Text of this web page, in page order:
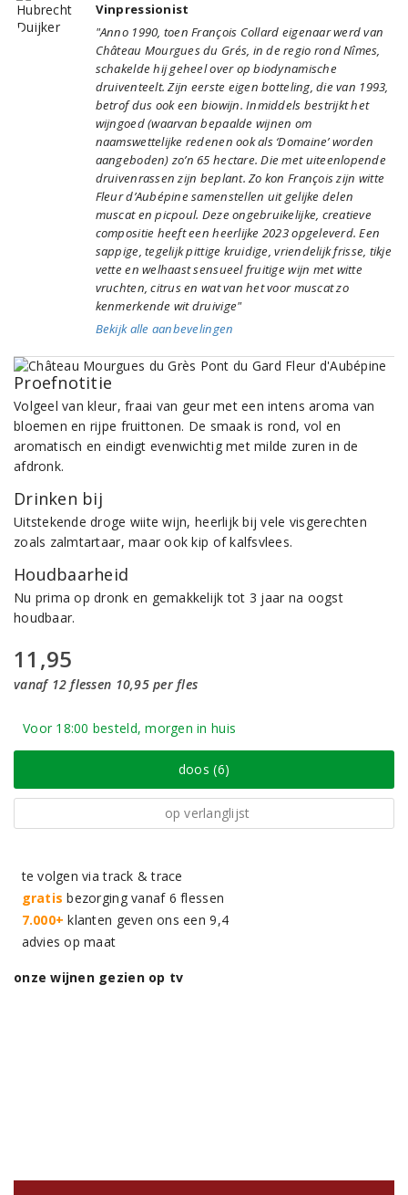
Vinpressionist
"Anno 1990, toen François Collard eigenaar werd van
Château Mourgues du Grés, in de regio rond Nîmes,
schakelde hij geheel over op biodynamische
druiventeelt. Zijn eerste eigen botteling, die van 1993,
betrof dus ook een biowijn. Inmiddels bestrijkt het
wijngoed (waarvan bepaalde wijnen om
naamswettelijke redenen ook als ‘Domaine’ worden
aangeboden) zo’n 65 hectare. Die met uiteenlopende
druivenrassen zijn beplant. Zo kon François zijn witte
Fleur d’Aubépine samenstellen uit gelijke delen
muscat en picpoul. Deze ongebruikelijke, creatieve
compositie heeft een heerlijke 2023 opgeleverd. Een
sappige, tegelijk pittige kruidige, vriendelijk frisse, tikje
vette en welhaast sensueel fruitige wijn met witte
vruchten, citrus en wat van het voor muscat zo
kenmerkende wit druivige"
Bekijk alle aanbevelingen
Proefnotitie
Volgeel van kleur, fraai van geur met een intens aroma van
bloemen en rijpe fruittonen. De smaak is rond, vol en
aromatisch en eindigt evenwichtig met milde zuren in de
afdronk.
Drinken bij
Uitstekende droge wiite wijn, heerlijk bij vele visgerechten
zoals zalmtartaar, maar ook kip of kalfsvlees.
Houdbaarheid
Nu prima op dronk en gemakkelijk tot 3 jaar na oogst
houdbaar.
11,95
vanaf 12 flessen 10,95 per fles
Voor 18:00 besteld, morgen in huis
doos (6)
op verlanglijst
te volgen via track & trace
gratis bezorging vanaf 6 flessen
7.000+ klanten geven ons een 9,4
advies op maat
onze wijnen gezien op tv